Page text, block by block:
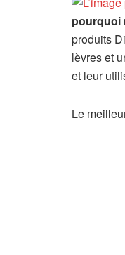
pourquoi
produits
lèvres et
et leur
Le